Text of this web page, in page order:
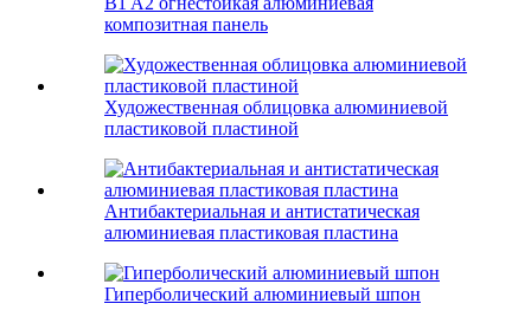
композитная панель
Художественная облицовка алюминиевой
пластиковой пластиной
Антибактериальная и антистатическая
алюминиевая пластиковая пластина
Гиперболический алюминиевый шпон